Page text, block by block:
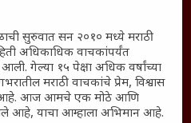
सुरुवात सन २०१० मध्ये मराठी
अधिकाधिक वाचकांपर्यंत
गेल्या १५ पेक्षा अधिक वर्षांच्या
मराठी वाचकांचे प्रेम, विश्वास
आज आमचे एक मोठे आणि
आहे, याचा आम्हाला अभिमान आहे.